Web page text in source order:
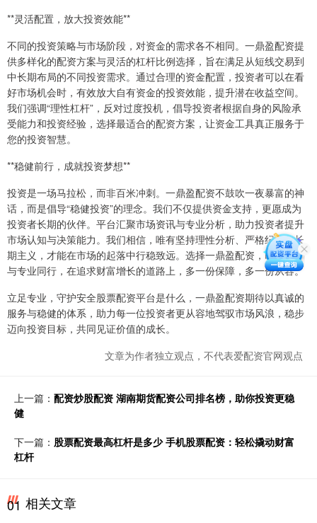
**灵活配置，放大投资效能**
不同的投资策略与市场阶段，对资金的需求各不相同。一鼎盈配资提
供多样化的配资方案与灵活的杠杆比例选择，旨在满足从短线交易到
中长期布局的不同投资需求。通过合理的资金配置，投资者可以在看
好市场机会时，有效放大自有资金的投资效能，提升潜在收益空间。
我们强调“理性杠杆”，反对过度投机，倡导投资者根据自身的风险承
受能力和投资经验，选择最适合的配资方案，让资金工具真正服务于
您的投资智慧。
**稳健前行，成就投资梦想**
投资是一场马拉松，而非百米冲刺。一鼎盈配资不鼓吹一夜暴富的神
话，而是倡导“稳健投资”的理念。我们不仅提供资金支持，更愿成为
投资者长期的伙伴。平台汇聚市场资讯与专业分析，助力投资者提升
市场认知与决策能力。我们相信，唯有坚持理性分析、严格纪律和长
期主义，才能在市场的起落中行稳致远。选择一鼎盈配资，即是选择
与专业同行，在追求财富增长的道路上，多一份保障，多一份从容。
立足专业，守护安全股票配资平台是什么，一鼎盈配资期待以真诚的
服务与稳健的体系，助力每一位投资者更从容地驾驭市场风浪，稳步
迈向投资目标，共同见证价值的成长。
文章为作者独立观点，不代表爱配资官网观点
上一篇： 配资炒股配资 湖南期货配资公司排名榜，助你投资更稳
健
下一篇： 股票配资最高杠杆是多少 手机股票配资：轻松撬动财富
杠杆
01 相关文章